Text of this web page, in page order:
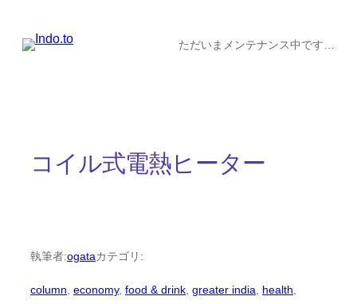
ただいまメンテナンス中です…
コイル式電熱ヒーター
執筆者:ogataカテゴリ:
column economy, food & drink greater india health